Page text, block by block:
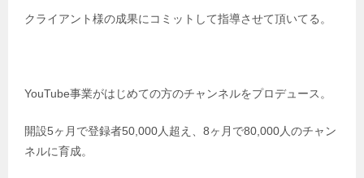
クライアント様の成果にコミットして指導させて頂いてる。
YouTube事業がはじめての方のチャンネルをプロデュース。
開設5ヶ月で登録者50,000人超え、8ヶ月で80,000人のチャン
ネルに育成。